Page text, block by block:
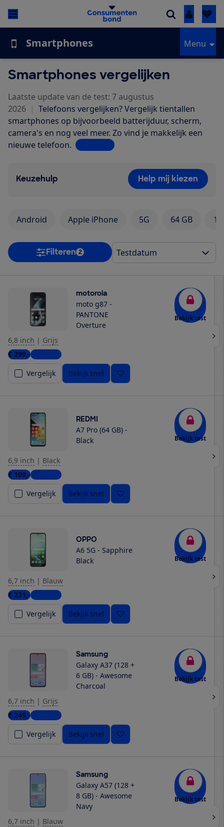
Inloggen
Smartphones Menu
Smartphones vergelijken
Laatste update van de test: 7 augustus
2026 | Telefoons vergelijken? Vergelijk tientallen
smartphones op bijvoorbeeld batterijduur, scherm,
camera's en nog veel meer. Zo vind je makkelijk een
nieuwe telefoon. Lees meer
Keuzehulp Help mij kiezen
Android Apple iPhone 5G 64 GB
Filteren 2
motorola
moto g87 -
PANTONE
Overture
Bekijk test
6,8 inch | Grijs
€ 299,-3 winkels
Vergelijk
Bekijk snel
REDMI
A7 Pro (64 GB) -
Black
Bekijk test
6,9 inch | Black
€ 109,-3 winkels
Vergelijk
Bekijk snel
OPPO
A6 5G - Sapphire
Black
Bekijk test
6,7 inch | Blauw
€ 231,-2 winkels
Vergelijk
Bekijk snel
Samsung
Galaxy A37 (128 +
6 GB) - Awesome
Charcoal
Bekijk test
6,7 inch | Grijs
€ 249,-5 winkels
Vergelijk
Bekijk snel
Samsung
Galaxy A57 (128 +
8 GB) - Awesome
Navy
Bekijk test
6,7 inch | Blauw